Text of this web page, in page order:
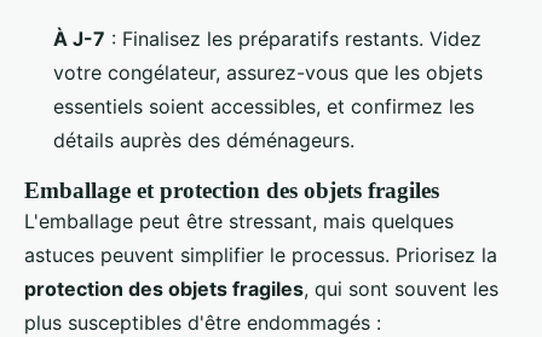
À J-7 : Finalisez les préparatifs restants. Videz
votre congélateur, assurez-vous que les objets
essentiels soient accessibles, et confirmez les
détails auprès des déménageurs.
Emballage et protection des objets fragiles
L'emballage peut être stressant, mais quelques
astuces peuvent simplifier le processus. Priorisez la
protection des objets fragiles, qui sont souvent les
plus susceptibles d'être endommagés :